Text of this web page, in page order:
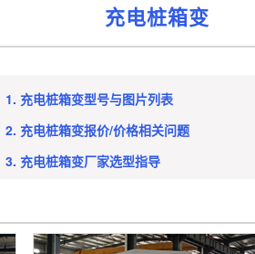
充电桩箱变
1. 充电桩箱变型号与图片列表
2. 充电桩箱变报价/价格相关问题
3. 充电桩箱变厂家选型指导